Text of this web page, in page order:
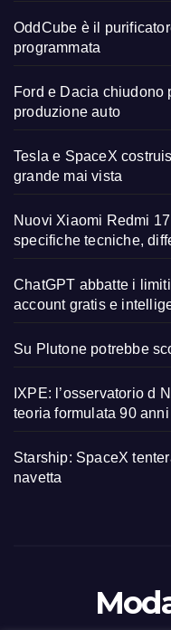
OddCube è il
programmata
Ford e Dacia chiudono
produzione auto
Tesla e SpaceX
grande mai vista
Nuovi Xiaomi Redmi
specifiche tecniche,
ChatGPT abbatte i
account gratis e
Su Plutone potrebbe
IXPE: l’osservatorio d
teoria formulata 90 anni
Starship: SpaceX
navetta